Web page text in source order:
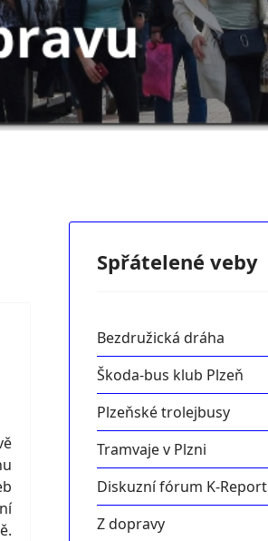
Spřátelené veby
Bezdružická dráha
Škoda-bus klub Plzeň
Plzeňské trolejbusy
Tramvaje v Plzni
Diskuzní fórum K-Report
Z dopravy